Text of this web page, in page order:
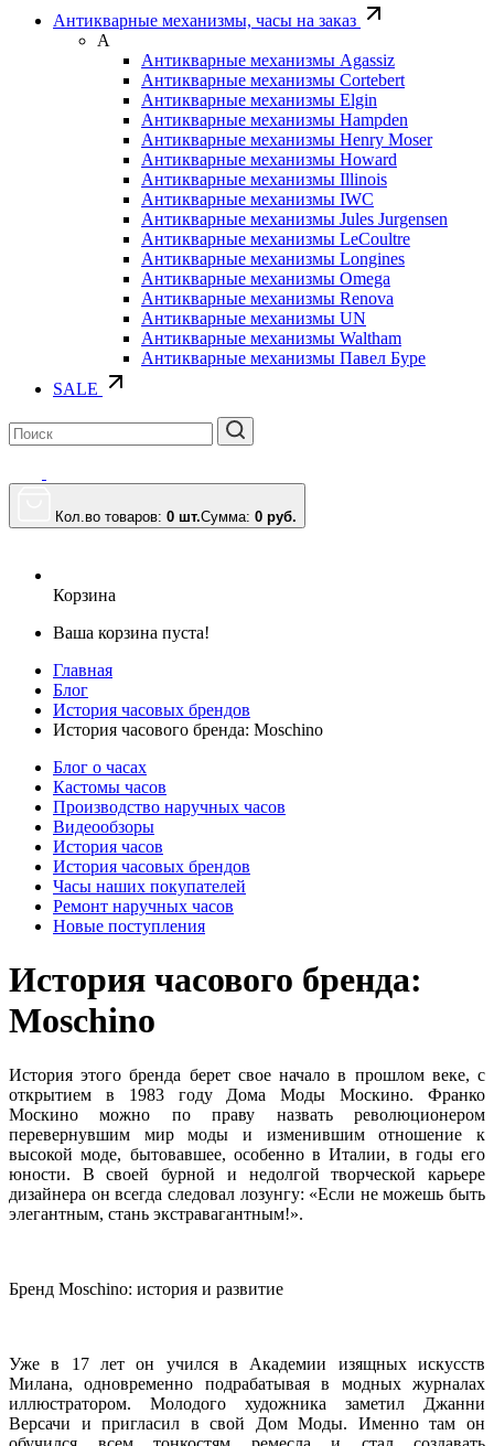
Антикварные механизмы, часы на заказ
А
Антикварные механизмы Agassiz
Антикварные механизмы Cortebert
Антикварные механизмы Elgin
Антикварные механизмы Hampden
Антикварные механизмы Henry Moser
Антикварные механизмы Howard
Антикварные механизмы Illinois
Антикварные механизмы IWC
Антикварные механизмы Jules Jurgensen
Антикварные механизмы LeCoultre
Антикварные механизмы Longines
Антикварные механизмы Omega
Антикварные механизмы Renova
Антикварные механизмы UN
Антикварные механизмы Waltham
Антикварные механизмы Павел Буре
SALE
Кол.во товаров: 0 шт.Сумма: 0 руб.
Корзина
Ваша корзина пуста!
Главная
Блог
История часовых брендов
История часового бренда: Moschino
Блог о часах
Кастомы часов
Производство наручных часов
Видеообзоры
История часов
История часовых брендов
Часы наших покупателей
Ремонт наручных часов
Новые поступления
История часового бренда:
Moschino
История этого бренда берет свое начало в прошлом веке, с
открытием в 1983 году Дома Моды Москино. Франко
Москино можно по праву назвать революционером
перевернувшим мир моды и изменившим отношение к
высокой моде, бытовавшее, особенно в Италии, в годы его
юности. В своей бурной и недолгой творческой карьере
дизайнера он всегда следовал лозунгу: «Если не можешь быть
элегантным, стань экстравагантным!».
Бренд Moschino: история и развитие
Уже в 17 лет он учился в Академии изящных искусств
Милана, одновременно подрабатывая в модных журналах
иллюстратором. Молодого художника заметил Джанни
Версачи и пригласил в свой Дом Моды. Именно там он